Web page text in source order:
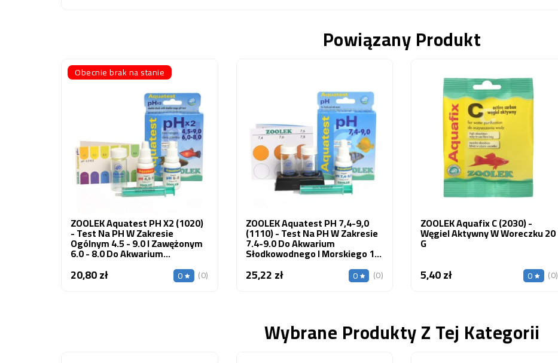
Powiązany Produkt
Obecnie brak na stanie
ZOOLEK Aquatest PH X2 (1020)
- Test Na PH W Zakresie
Ogólnym 4.5 - 9.0 I Zawężonym
6.0 - 8.0 Do Akwarium
20,80 złCena 0 (0)
ZOOLEK Aquatest PH 7,4-9,0
(1110) - Test Na PH W Zakresie
7.4-9.0 Do Akwarium
Słodkowodnego I Morskiego 1
25,22 złCena 0 (0)
ZOOLEK Aquafix C (2030) -
Węgiel Aktywny W Woreczku 20
G
5,40 złCena 0 (0)
Wybrane Produkty Z Tej Kategorii